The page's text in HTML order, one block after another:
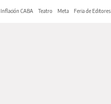
Inflación CABA Teatro Meta Feria de Editores